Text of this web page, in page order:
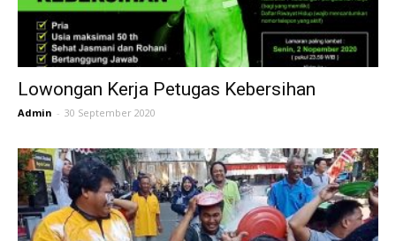
Lowongan Kerja Petugas Kebersihan
Admin - 30 September 2020